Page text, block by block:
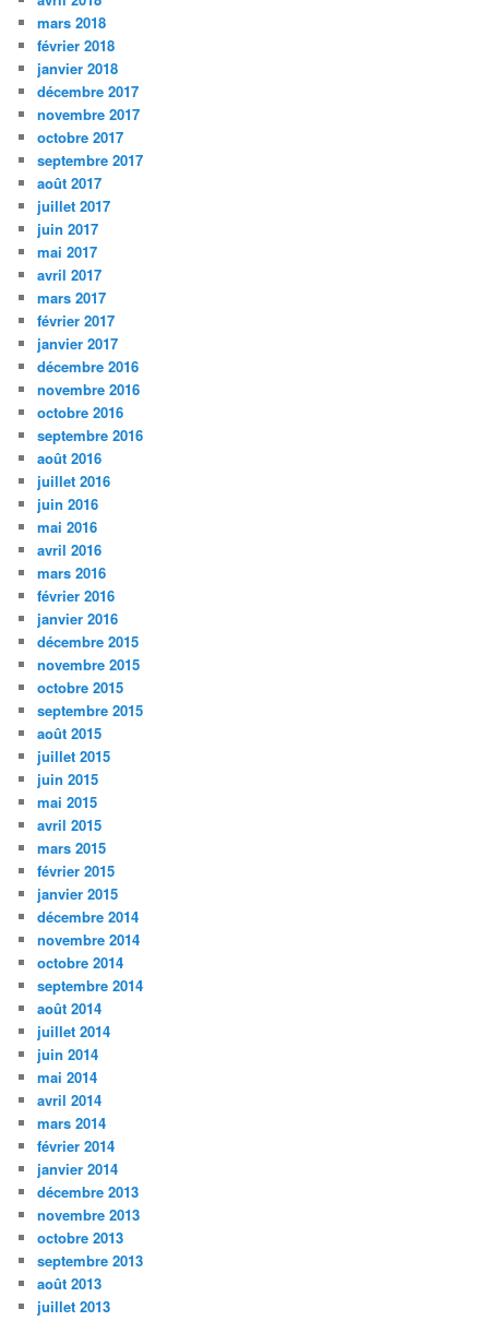
mars 2018
février 2018
janvier 2018
décembre 2017
novembre 2017
octobre 2017
septembre 2017
août 2017
juillet 2017
juin 2017
mai 2017
avril 2017
mars 2017
février 2017
janvier 2017
décembre 2016
novembre 2016
octobre 2016
septembre 2016
août 2016
juillet 2016
juin 2016
mai 2016
avril 2016
mars 2016
février 2016
janvier 2016
décembre 2015
novembre 2015
octobre 2015
septembre 2015
août 2015
juillet 2015
juin 2015
mai 2015
avril 2015
mars 2015
février 2015
janvier 2015
décembre 2014
novembre 2014
octobre 2014
septembre 2014
août 2014
juillet 2014
juin 2014
mai 2014
avril 2014
mars 2014
février 2014
janvier 2014
décembre 2013
novembre 2013
octobre 2013
septembre 2013
août 2013
juillet 2013